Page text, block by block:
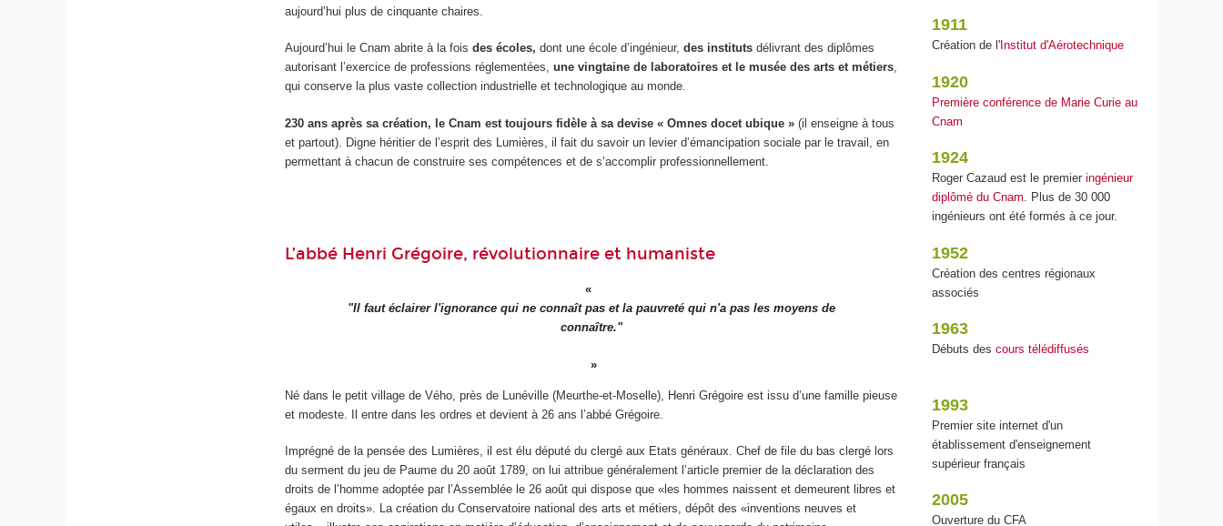
aujourd’hui plus de cinquante chaires.
Aujourd’hui le Cnam abrite à la foisdes écoles, dont une école d’ingénieur, des instituts délivrant des diplômes
autorisant l’exercice de professions réglementées,une vingtaine de laboratoires et le musée des arts et métiers,
qui conserve la plus vaste collection industrielle et technologique au monde.
230 ans après sa création, le Cnam est toujours fidèle à sa devise « Omnes docet ubique » (il enseigne à tous
et partout). Digne héritier de l’esprit des Lumières, il fait du savoir un levier d’émancipation sociale par le travail, en
permettant à chacun de construire ses compétences et de s’accomplir professionnellement.
L’abbé Henri Grégoire, révolutionnaire et humaniste
"Il faut éclairer l'ignorance qui ne connaît pas et la pauvreté qui n'a pas les moyens de
connaître."
Né dans le petit village de Vého, près de Lunéville (Meurthe-et-Moselle), Henri Grégoire est issu d’une famille pieuse
et modeste. Il entre dans les ordres et devient à 26 ans l’abbé Grégoire.
Imprégné de la pensée des Lumières, il est élu député du clergé aux Etats généraux. Chef de file du bas clergé lors
du serment du jeu de Paume du 20 août 1789, on lui attribue généralement l’article premier de la déclaration des
droits de l’homme adoptée par l’Assemblée le 26 août qui dispose que «les hommes naissent et demeurent libres et
égaux en droits». La création du Conservatoire national des arts et métiers, dépôt des «inventions neuves et
1911
Création de l' Institut d'Aérotechnique
1920
Première conférence de Marie Curie au
Cnam
1924
Roger Cazaud est le premieringénieur
diplômé du Cnam. Plus de 30 000
ingénieurs ont été formés à ce jour.
1952
Création des centres régionaux
associés
1963
Débuts descours télédiffusés
1993
Premier site internet d'un
établissement d'enseignement
supérieur français
2005
Ouverture du CFA